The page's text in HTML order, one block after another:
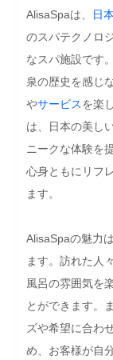
AlisaSpaは、 日本
のスパテクノロ
なスパ施設です
泉の歴史を感じ
やサービスを楽
は、日本の美し
ニークな体験を
心身ともにリフ
ます。
AlisaSpaの魅力
ます。訪れた人
風呂の雰囲気を
とができます。
ズや希望に合わ
め、お客様が自